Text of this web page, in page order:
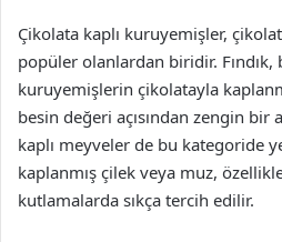
Çikolata kaplı kuruyemişler,
popüler olanlardan biridir. Fındık,
kuruyemişlerin çikolatayla
besin değeri açısından zengin bir
kaplı meyveler de bu kategoride
kaplanmış çilek veya muz,
kutlamalarda sıkça tercih edilir.